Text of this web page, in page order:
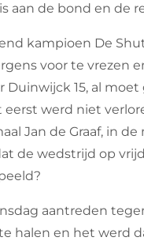
aan de bond en de
kampioen De
voor te vrezen
15, al
werd niet
Jan de Graaf, in
de wedstrijd op
aantreden
halen en het werd